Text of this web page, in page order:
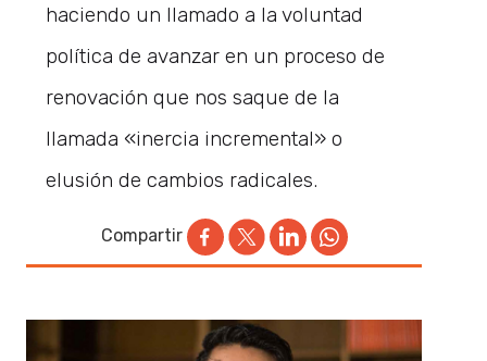
haciendo un llamado a la voluntad
política de avanzar en un proceso de
renovación que nos saque de la
llamada «inercia incremental» o
elusión de cambios radicales.
Compartir